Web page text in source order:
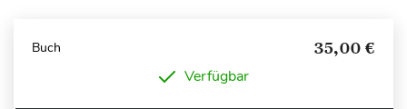
Buch 35,00 €
Verfügbar